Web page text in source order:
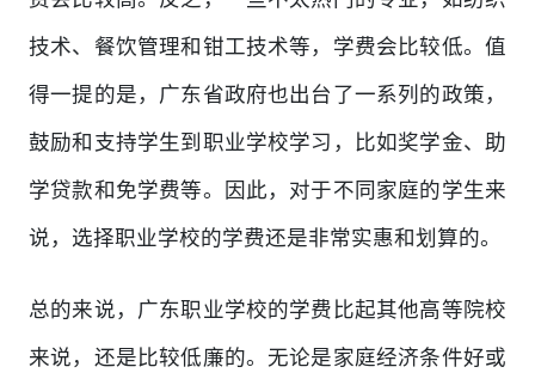
技术、餐饮管理和钳工技术等，学费会比较低。值
得一提的是，广东省政府也出台了一系列的政策，
鼓励和支持学生到职业学校学习，比如奖学金、助
学贷款和免学费等。因此，对于不同家庭的学生来
说，选择职业学校的学费还是非常实惠和划算的。
总的来说，广东职业学校的学费比起其他高等院校
来说，还是比较低廉的。无论是家庭经济条件好或